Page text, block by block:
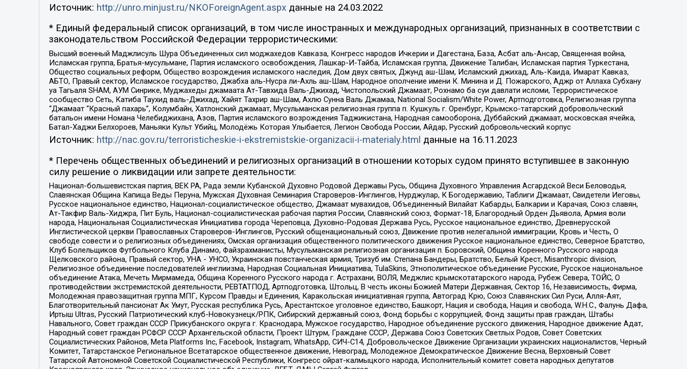
Источник: http://unro.minjust.ru/NKOForeignAgent.aspxданные на 24.03.2022
* Единый федеральный список организаций, в том числе иностранных и международных организаций, признанных в соответствии с
законодательством Российской Федерации террористическими:
Высший военный Маджлисуль Шура Объединенных сил моджахедов Кавказа, Конгресс народов Ичкерии и Дагестана, База, Асбат аль-Ансар, Священная война,
Исламская группа, Братья-мусульмане, Партия исламского освобождения, Лашкар-И-Тайба, Исламская группа, Движение Талибан, Исламская партия Туркестана,
Общество социальных реформ, Общество возрождения исламского наследия, Дом двух святых, Джунд аш-Шам, Исламский джихад, Аль-Каида, Имарат Кавказ,
АБТО, Правый сектор, Исламское государство, Джабха аль-Нусра ли-Ахль аш-Шам, Народное ополчение имени К. Минина и Д. Пожарского, Аджр от Аллаха Субхану
уа Тагьаля SHAM, АУМ Синрике, Муджахеды джамаата Ат-Тавхида Валь-Джихад, Чистопольский Джамаат, Рохнамо ба суи давлати исломи, Террористическое
сообщество Сеть, Катиба Таухид валь-Джихад, Хайят Тахрир аш-Шам, Ахлю Сунна Валь Джамаа, National Socialism/White Power, Артподготовка, Религиозная группа
“Джамаат “Красный пахарь”, Колумбайн, Хатлонский джамаат, Мусульманская религиозная группа п. Кушкуль г. Оренбург, Крымско-татарский добровольческий
батальон имени Номана Челебиджихана, Азов, Партия исламского возрождения Таджикистана, Народная самооборона, Дуббайский джамаат, московская ячейка,
Батал-Хаджи Белхороев, Маньяки Культ Убийц, Молодёжь Которая Улыбается, Легион Свобода России, Айдар, Русский добровольческий корпус
Источник: http://nac.gov.ru/terroristicheskie-i-ekstremistskie-organizacii-i-materialy.html данные на 16.11.2023
* Перечень общественных объединений и религиозных организаций в отношении которых судом принято вступившее в законную
силу решение о ликвидации или запрете деятельности:
Национал-большевистская партия, ВЕК РА, Рада земли Кубанской Духовно Родовой Державы Русь, Община Духовного Управления Асгардской Веси Беловодья,
Славянская Община Капища Веды Перуна, Мужская Духовная Семинария Староверов-Инглингов, Нурджулар, К Богодержавию, Таблиги Джамаат, Свидетели Иеговы,
Русское национальное единство, Национал-социалистическое общество, Джамаат мувахидов, Объединенный Вилайат Кабарды, Балкарии и Карачая, Союз славян,
Ат-Такфир Валь-Хиджра, Пит Буль, Национал-социалистическая рабочая партия России, Славянский союз, Формат-18, Благородный Орден Дьявола, Армия воли
народа, Национальная Социалистическая Инициатива города Череповца, Духовно-Родовая Держава Русь, Русское национальное единство, Древнерусской
Инглистической церкви Православных Староверов-Инглингов, Русский общенациональный союз, Движение против нелегальной иммиграции, Кровь и Честь, О
свободе совести и о религиозных объединениях, Омская организация общественного политического движения Русское национальное единство, Северное Братство,
Клуб Болельщиков Футбольного Клуба Динамо, Файзрахманисты, Мусульманская религиозная организация п. Боровский, Община Коренного Русского народа
Щелковского района, Правый сектор, УНА - УНСО, Украинская повстанческая армия, Тризуб им. Степана Бандеры, Братство, Белый Крест, Misanthropic division,
Религиозное объединение последователей инглиизма, Народная Социальная Инициатива, TulaSkins, Этнополитическое объединение Русские, Русское национальное
объединение Атака, Мечеть Мирмамеда, Община Коренного Русского народа г. Астрахани, ВОЛЯ, Меджлис крымскотатарского народа, Рубеж Севера, ТОЙС, О
противодействии экстремистской деятельности, РЕВТАТПОД, Артподготовка, Штольц, В честь иконы Божией Матери Державная, Сектор 16, Независимость, Фирма,
Молодежная правозащитная группа МПГ, Курсом Правды и Единения, Каракольская инициативная группа, Автоград Крю, Союз Славянских Сил Руси, Алля-Аят,
Благотворительный пансионат Ак Умут, Русская республика Русь, Арестантское уголовное единство, Башкорт, Нация и свобода, Нация и свобода, W.H.С., Фалунь Дафа,
Иртыш Ultras, Русский Патриотический клуб-Новокузнецк/РПК, Сибирский державный союз, Фонд борьбы с коррупцией, Фонд защиты прав граждан, Штабы
Навального, Совет граждан СССР Прикубанского округа г. Краснодара, Мужское государство, Народное объединение русского движения, Народное движение Адат,
Народный совет граждан РСФСР СССР Архангельской области, Проект Штурм, Граждане СССР, Держава Союз Советских Светлых Родов, Совет Советских
Социалистических Районов, Meta Platforms Inc, Facebook, Instagram, WhatsApp, СИЧ-С14, Добровольческое Движение Организации украинских националистов, Черный
Комитет, Татарстанское Региональное Всетатарское общественное движение, Невоград, Молодежное Демократическое Движение Весна, Верховный Совет
Татарской Автономной Советской Социалистической Республики, Конгресс ойрат-калмыцкого народа, Исполнительный комитет совета народных депутатов